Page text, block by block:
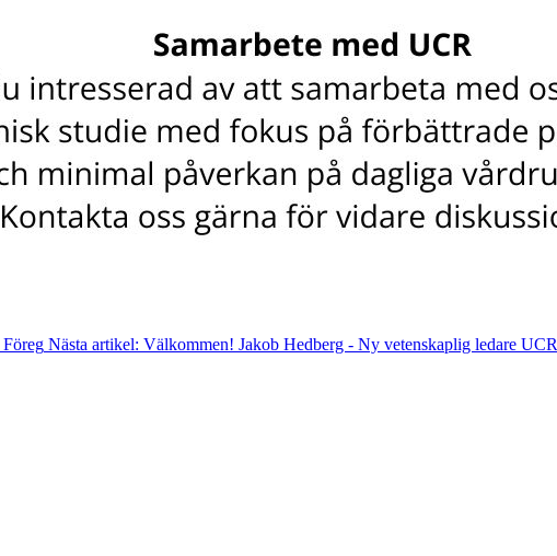
Föreg Nästa artikel: Välkommen! Jakob Hedberg - Ny vetenskaplig ledare UCR